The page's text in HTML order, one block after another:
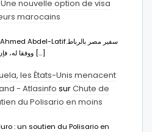
nouvelle option de visa
marocains
ووفقا له، فإن هذا الإجراء يهدف إلى […]
les États-Unis menacent
- Atlasinfo surChute de
du Polisario en moins
: un soutien du Polisario en